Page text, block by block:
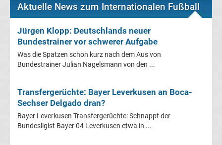
Transferticker
-
Meldungen
vom
Transfermarkt
Aktuelle News zum Internationalen Fußball
Jürgen Klopp: Deutschlands neuer
Bundestrainer vor schwerer Aufgabe
Was die Spatzen schon kurz nach dem Aus von
Bundestrainer Julian Nagelsmann von den ...
Transfergerüchte: Bayer Leverkusen an Boca-
Sechser Delgado dran?
Bayer Leverkusen Transfergerüchte: Schnappt der
Bundesligist Bayer 04 Leverkusen etwa in ...